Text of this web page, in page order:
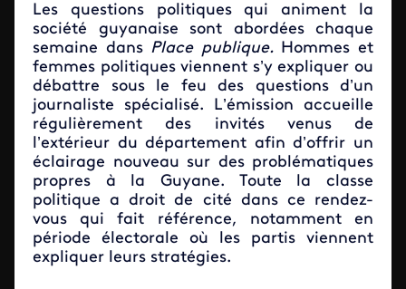
Les questions politiques qui animent la
société guyanaise sont abordées chaque
semaine dans Place publique.Hommes et
femmes politiques viennent s’y expliquer ou
débattre sous le feu des questions d’un
journaliste spécialisé. L’émission accueille
régulièrement des invités venus de
l’extérieur du département afin d’offrir un
éclairage nouveau sur des problématiques
propres à la Guyane. Toute la classe
politique a droit de cité dans ce rendez-
vous qui fait référence, notamment en
période électorale où les partis viennent
expliquer leurs stratégies.